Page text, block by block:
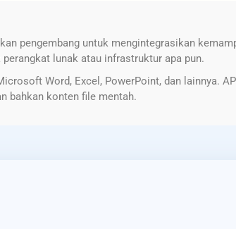
pengembang untuk mengintegrasikan
lunak atau infrastruktur apa pun.
Word, Excel, PowerPoint, dan lainnya.
bahkan konten file mentah.